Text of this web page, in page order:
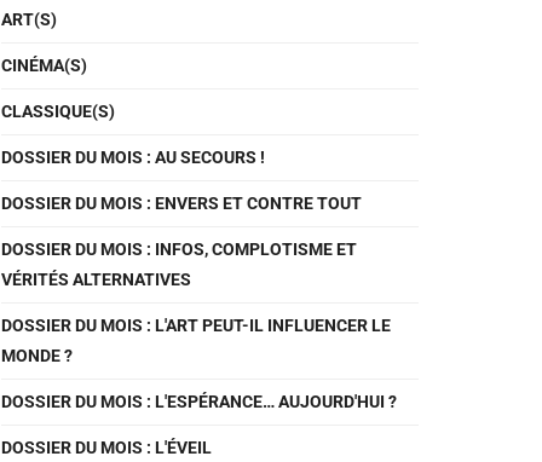
ART(S)
CINÉMA(S)
CLASSIQUE(S)
DOSSIER DU MOIS : AU SECOURS !
DOSSIER DU MOIS : ENVERS ET CONTRE TOUT
DOSSIER DU MOIS : INFOS, COMPLOTISME ET
VÉRITÉS ALTERNATIVES
DOSSIER DU MOIS : L'ART PEUT-IL INFLUENCER LE
MONDE ?
DOSSIER DU MOIS : L'ESPÉRANCE… AUJOURD'HUI ?
DOSSIER DU MOIS : L'ÉVEIL